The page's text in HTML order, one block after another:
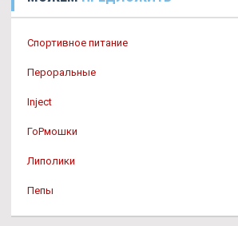
Спортивное питание
Пероральные
Inject
ГоРмошки
Липолики
Пепы